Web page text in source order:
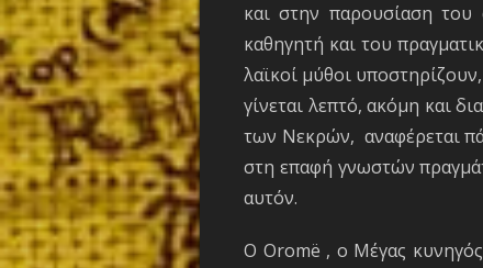
και στην παρουσίαση του
καθηγητή και του
λαϊκοί μύθοι
γίνεται λεπτό, ακόμη και
των Νεκρών, αναφέρεται
στη επαφή γνωστών
αυτόν.
Ο Oromë , ο Μέγας κυνηγός